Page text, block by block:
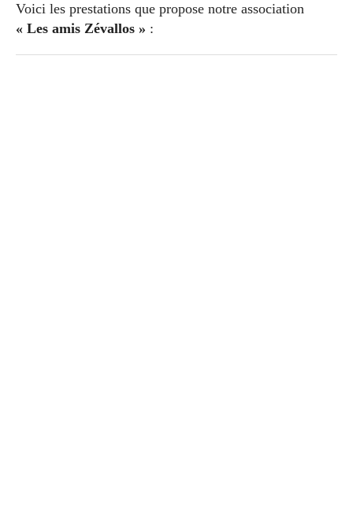
Voici les prestations que propose notre association
« Les amis Zévallos » :